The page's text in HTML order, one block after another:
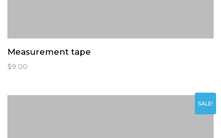
Measurement tape
$9.00
SALE!